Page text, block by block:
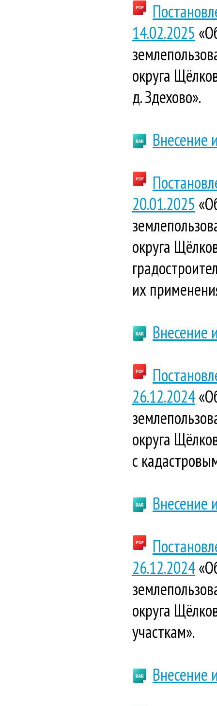
14.02.2025
округа
д. Здехово».
Внесение
20.01.2025
округа
их
Внесение
26.12.2024
округа
с
Внесение
26.12.2024
округа
участкам».
Внесение